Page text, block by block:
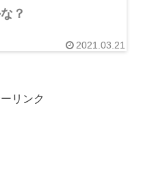
？
2021.03.21
リンク